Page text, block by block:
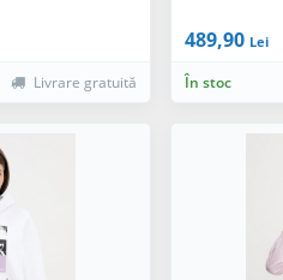
Livrare gratuită
489,90 Lei
În stoc